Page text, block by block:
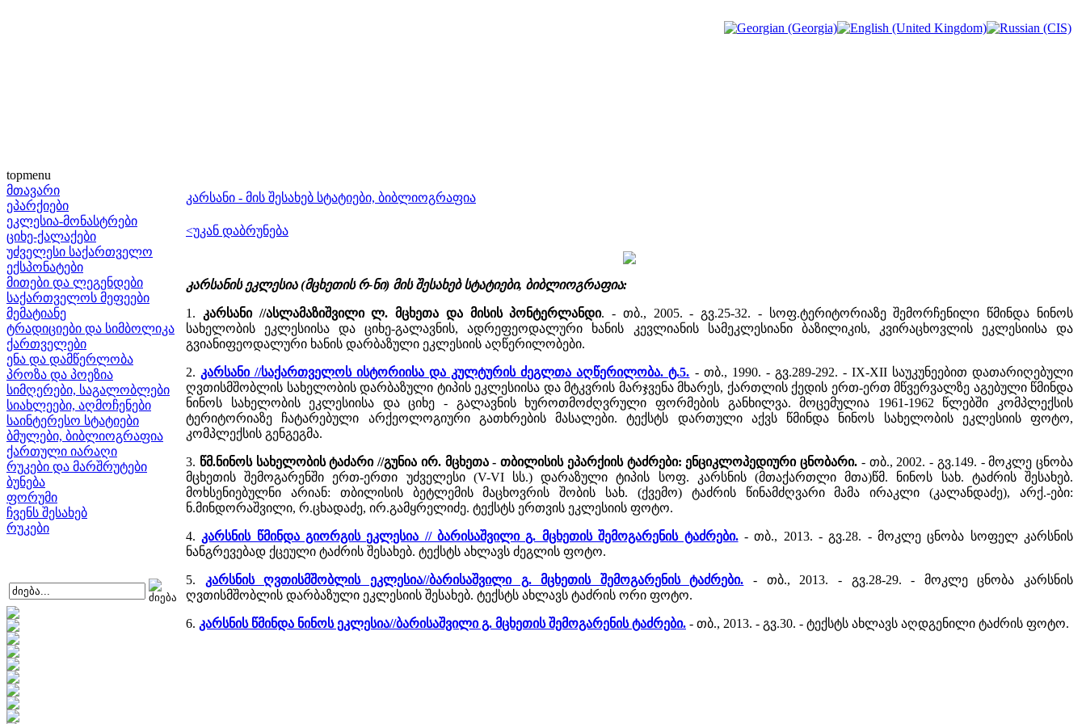
topmenu
მთავარი
ეპარქიები
ეკლესია-მონასტრები
ციხე-ქალაქები
უძველესი საქართველო
ექსპონატები
მითები და ლეგენდები
საქართველოს მეფეები
მემატიანე
ტრადიციები და სიმბოლიკა
ქართველები
ენა და დამწერლობა
პროზა და პოეზია
სიმღერები, საგალობლები
სიახლეები, აღმოჩენები
საინტერესო სტატიები
ბმულები, ბიბლიოგრაფია
ქართული იარაღი
რუკები და მარშრუტები
ბუნება
ფორუმი
ჩვენს შესახებ
რუკები
კარსანი - მის შესახებ სტატიები, ბიბლიოგრაფია
<უკან დაბრუნება
კარსანის ეკლესია (მცხეთის რ-ნი) მის შესახებ სტატიები, ბიბლიოგრაფია:
1. კარსანი //ასლამაზიშვილი ლ. მცხეთა და მისის პონტერლანდი. - თბ., 2005. - გვ.25-32. - სოფ.ტერიტორიაზე შემორჩენილი წმინდა ნინოს
სახელობის ეკლესიისა და ციხე-გალავნის, ადრეფეოდალური ხანის კევლიანის სამეკლესიანი ბაზილიკის, კვირაცხოვლის ეკლესიისა და
გვიანიფეოდალური ხანის დარბაზული ეკლესიის აღწერილობები.
2. კარსანი //საქართველოს ისტორიისა და კულტურის ძეგლთა აღწერილობა. ტ.5. - თბ., 1990. - გვ.289-292. - IX-XII საუკუნეებით დათარიღებული
ღვთისმშობლის სახელობის დარბაზული ტიპის ეკლესიისა და მტკვრის მარჯვენა მხარეს, ქართლის ქედის ერთ-ერთ მწვერვალზე აგებული წმინდა
ნინოს სახელობის ეკლესიისა და ციხე - გალავნის ხუროთმოძღვრული ფორმების განხილვა. მოცემულია 1961-1962 წლებში კომპლექსის
ტერიტორიაზე ჩატარებული არქეოლოგიური გათხრების მასალები. ტექსტს დართული აქვს წმინდა ნინოს სახელობის ეკლესიის ფოტო,
კომპლექსის გენგეგმა.
3. წმ.ნინოს სახელობის ტაძარი //გუნია ირ. მცხეთა - თბილისის ეპარქიის ტაძრები: ენციკლოპედიური ცნობარი. - თბ., 2002. - გვ.149. - მოკლე ცნობა
მცხეთის შემოგარენში ერთ-ერთი უძველესი (V-VI სს.) დარაზული ტიპის სოფ. კარსნის (მთაქართლი მთა)წმ. ნინოს სახ. ტაძრის შესახებ.
მოხსენიებულნი არიან: თბილისის ბეტლემის მაცხოვრის შობის სახ. (ქვემო) ტაძრის წინამძღვარი მამა ირაკლი (კალანდაძე), არქ.-ები:
ნ.მინდორაშვილი, რ.ცხადაძე, ირ.გამყრელიძე. ტექსტს ერთვის ეკლესიის ფოტო.
4. კარსნის წმინდა გიორგის ეკლესია // ბარისაშვილი გ. მცხეთის შემოგარენის ტაძრები.- თბ., 2013. - გვ.28. - მოკლე ცნობა სოფელ კარსნის
ნანგრევებად ქცეული ტაძრის შესახებ. ტექსტს ახლავს ძეგლის ფოტო.
5. კარსნის ღვთისმშობლის ეკლესია//ბარისაშვილი გ. მცხეთის შემოგარენის ტაძრები.
- თბ., 2013. - გვ.28-29. - მოკლე ცნობა კარსნის
ღვთისმშობლის დარბაზული ეკლესიის შესახებ. ტექსტს ახლავს ტაძრის ორი ფოტო.
6. კარსნის წმინდა ნინოს ეკლესია//ბარისაშვილი გ. მცხეთის შემოგარენის ტაძრები. - თბ., 2013. - გვ.30. - ტექსტს ახლავს აღდგენილი ტაძრის ფოტო.